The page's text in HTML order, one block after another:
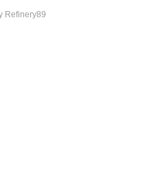
Refinery89